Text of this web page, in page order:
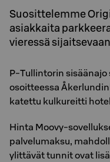
Suosittelemme
asiakkaita
vieressä
P-Tullintorin
osoitteessa
katettu kulkureitti
Hinta Moovy-
palvelumaksu,
ylittävät tunnit ovat